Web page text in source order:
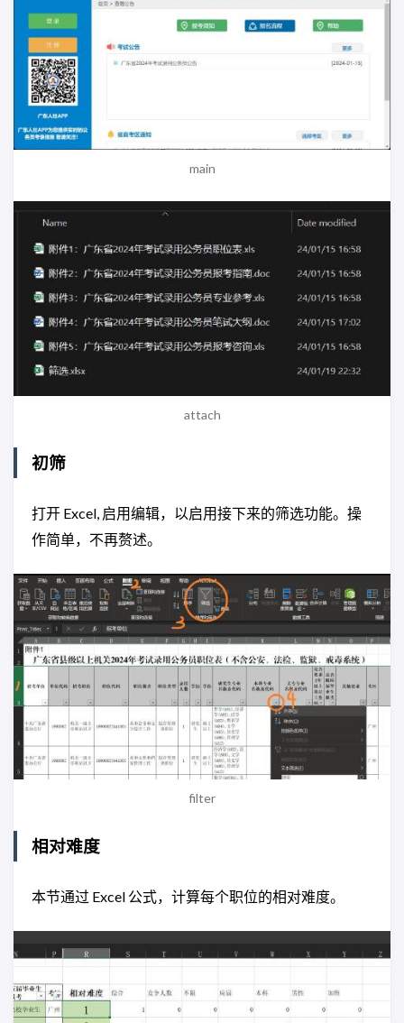
main
attach
初筛
打开 Excel, 启用编辑，以启用接下来的筛选功能。操
作简单，不再赘述。
filter
相对难度
本节通过 Excel 公式，计算每个职位的相对难度。